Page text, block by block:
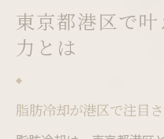
脂肪冷却の効果に
脂肪冷却の安全
脂肪冷却の施術
東京都港区で
力とは
脂肪冷却が港区で注目